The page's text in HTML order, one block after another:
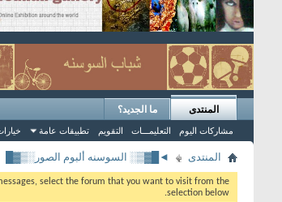
المنتدى
مشاركات اليوم التعليمـــات التقويم تطبيقات عامة
ما الجديد؟
المنتدى ◄█▓▒░ السوسنه ألبوم الصور░▒▓█
select the forum that you want to visit from the
selection below.